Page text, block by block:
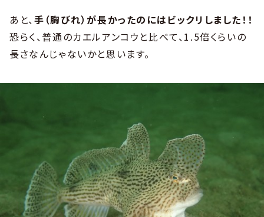
あと、手（胸びれ）が長かったのにはビックリしました！！
恐らく、普通のカエルアンコウと比べて、1.5倍くらいの
長さなんじゃないかと思います。